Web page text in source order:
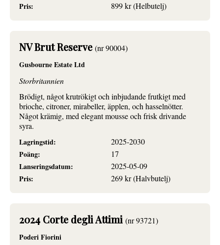
Pris:
899 kr (Helbutelj)
NV Brut Reserve (nr 90004)
Gusbourne Estate Ltd
Storbritannien
Brödigt, något krutrökigt och inbjudande frutkigt med
brioche, citroner, mirabeller, äpplen, och hasselnötter.
Något krämig, med elegant mousse och frisk drivande
syra.
Lagringstid:
2025-2030
Poäng:
17
Lanseringsdatum:
2025-05-09
Pris:
269 kr (Halvbutelj)
2024 Corte degli Attimi (nr 93721)
Poderi Fiorini